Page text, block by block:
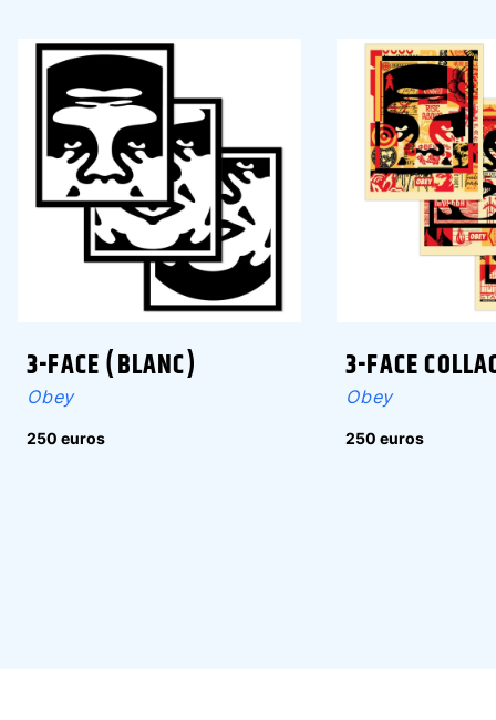
3-FACE (BLANC)
Obey
250 euros
3-FACE
Obey
250 euros